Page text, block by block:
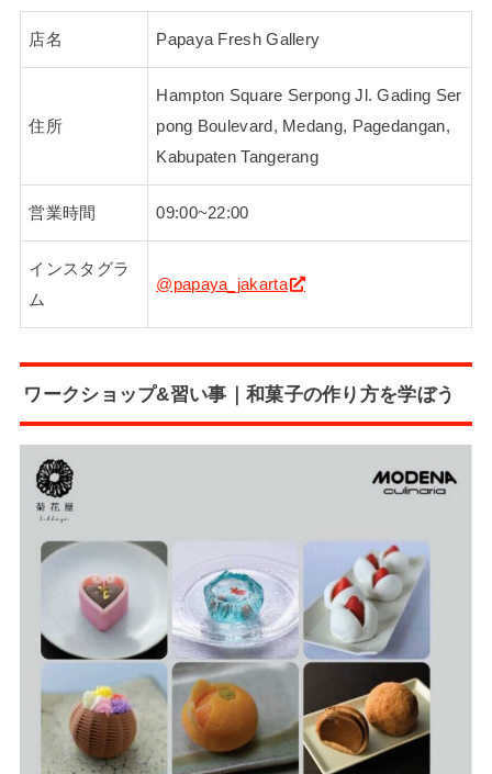
店名 Papaya Fresh Gallery
住所
Hampton Square Serpong Jl. Gading Ser
pong Boulevard, Medang, Pagedangan,
Kabupaten Tangerang
営業時間 09:00~22:00
インスタグラ
ム
@papaya_jakarta
ワークショップ&習い事｜和菓子の作り方を学ぼう